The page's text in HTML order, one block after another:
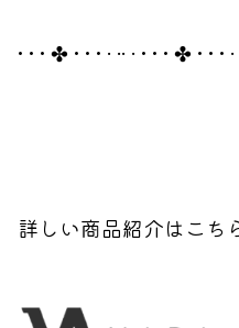
• • • ✤ • • • · ·· · • • • ✤ • • •
詳しい商品紹介はこち